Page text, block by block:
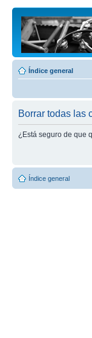
Índice general
Borrar todas las
¿Está seguro de que
Índice general